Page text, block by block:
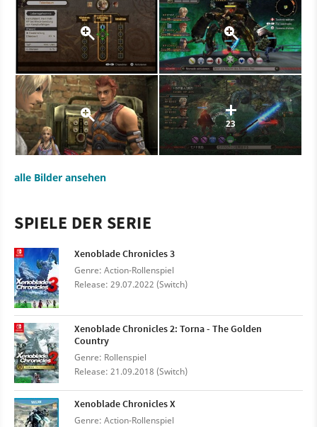
23
alle Bilder ansehen
SPIELE DER SERIE
Xenoblade Chronicles 3
Genre: Action-Rollenspiel
Release: 29.07.2022 (Switch)
Xenoblade Chronicles 2: Torna - The Golden
Country
Genre: Rollenspiel
Release: 21.09.2018 (Switch)
Xenoblade Chronicles X
Genre: Action-Rollenspiel